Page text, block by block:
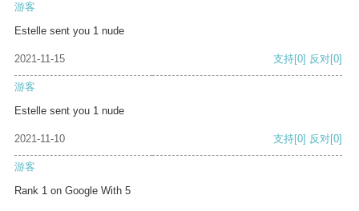
游客
Estelle sent you 1 nude
2021-11-15 支持[0] 反对[0]
游客
Estelle sent you 1 nude
2021-11-10 支持[0] 反对[0]
游客
Rank 1 on Google With 5